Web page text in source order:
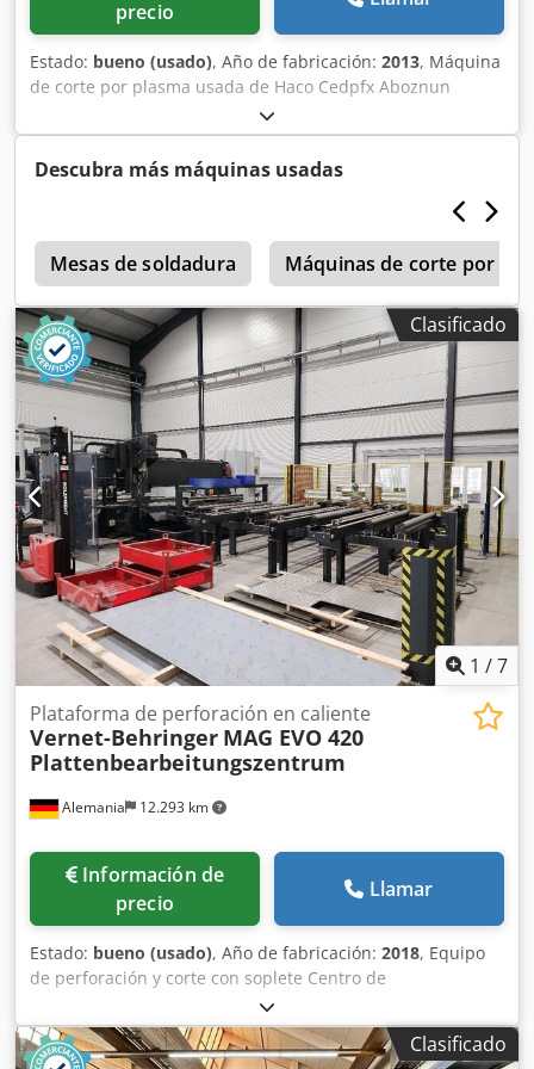
precio
Estado: bueno (usado), Año de fabricación: 2013, Máquina
de corte por plasma usada de Haco Cedpfx Aboznun
Noloha Tipo: Compact 3015 Dimensiones de la mesa: 3000
x 1500 mm Fuente de alimentación Hypertherm HPR 130
Incluye piezas de repuesto.
Descubra más máquinas usadas
Mesas de soldadura Máquinas de corte por
Clasificado
1 /7
Alemania 12.293 km
Plataforma de perforación en caliente
Vernet-Behringer MAG EVO 420
Plattenbearbeitungszentrum
Información de
precio
Llamar
Estado: bueno (usado), Año de fabricación: 2018, Equipo
de perforación y corte con soplete Centro de
procesamiento de láminas Fabricante: Vernet-Behringer
Modelo: MAG EVO 420 Año de fabricación: 2018 Control
CNC Fuente de alimentación: Kjellberg HiFocus 360 Corte
Clasificado